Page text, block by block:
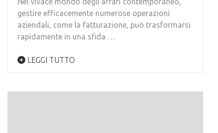
gestire efficacemente numerose operazioni
aziendali, come la fatturazione, può trasformarsi
rapidamente in una sfida …
LEGGI TUTTO